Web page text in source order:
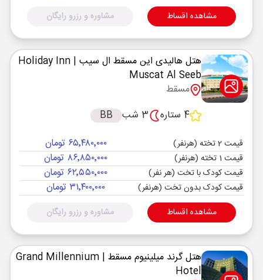
مشاهده اقساط مشاوره و رزرو رایگان
هتل هالیدی این مسقط ال سیب | Holiday Inn
Muscat Al Seeb
مسقط
4 ستاره
3 شب BB
قیمت 2 تخته (هرنفر) ۶۵٬۴۸۰٬۰۰۰ تومان
قیمت 1 تخته (هرنفر) ۸۶٬۸۵۰٬۰۰۰ تومان
قیمت کودک با تخت (هر نفر) ۶۲٬۵۵۰٬۰۰۰ تومان
قیمت کودک بدون تخت (هرنفر) ۳۱٬۴۰۰٬۰۰۰ تومان
مشاهده اقساط مشاوره و رزرو رایگان
هتل گرند میلینیوم مسقط | Grand Millennium
Hotel